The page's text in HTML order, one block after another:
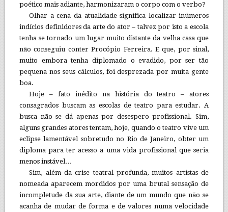
poético mais adiante, harmonizaram o corpo com o verbo?
Olhar a cena da atualidade significa localizar inúmeros
indícios definidores da arte do ator – talvez por isto a escola
tenha se tornado um lugar muito distante da velha casa que
não conseguiu conter Procópio Ferreira. E que, por sinal,
muito embora tenha diplomado o evadido, por ser tão
pequena nos seus cálculos, foi desprezada por muita gente
boa.
Hoje – fato inédito na história do teatro – atores
consagrados buscam as escolas de teatro para estudar. A
busca não se dá apenas por desespero profissional. Sim,
alguns grandes atores tentam, hoje, quando o teatro vive um
eclipse lamentável sobretudo no Rio de Janeiro, obter um
diploma para ter acesso a uma vida profissional que seria
menos instável…
Sim, além da crise teatral profunda, muitos artistas de
nomeada aparecem mordidos por uma brutal sensação de
incompletude da sua arte, diante de um mundo que não se
acanha de mudar de forma e de valores numa velocidade